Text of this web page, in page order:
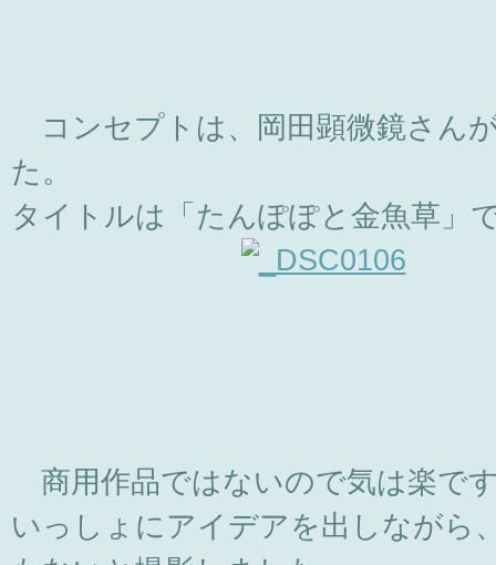
コンセプトは、岡田顕微鏡さん
た。
タイトルは「たんぽぽと金魚草」
商用作品ではないので気は楽で
いっしょにアイデアを出しながら